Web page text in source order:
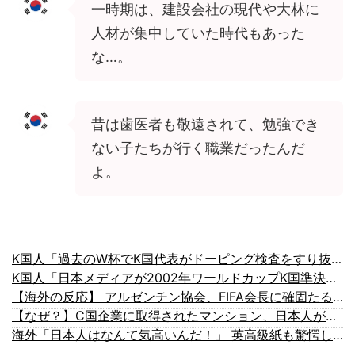
一時期は、建設会社の現代や大林に
人材が集中していた時代もあった
な…。
昔は歯医者も敬遠されて、勉強でき
ない子たちが行く職業だったんだ
よ。
K国人「過去のW杯でK国代表がドーピング検査をすり抜けるように注射していたものがこちら…」→「恥ずかしい…（ブルブル」＝K国の反応
K国人「日本メディアが2002年ワールドカップK国準決勝も調査すべきと主張！」→「英国メディアも一斉に指摘‥」
【海外の反応】 アルゼンチン協会、FIFA会長に確固たる支持を表明「隠す気もないんだなｗ」
【なぜ？】C国企業に取得されたマンション、日本人が出ていきネパール人で埋まる
海外「日本人はなんて気高いんだ！」 英高級紙も驚愕した極限の中の日本人の姿に世界が衝撃